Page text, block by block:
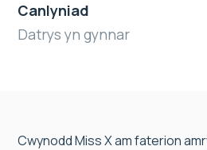
Canlyniad
Datrys yn gynnar
Cwynodd Miss X am faterion